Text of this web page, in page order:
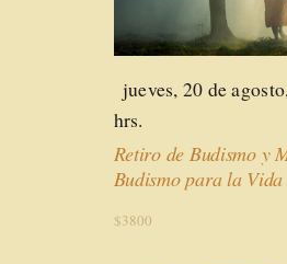
Destacado
jueves, 20 de
hrs.
Retiro de Budismo y
Budismo para la Vida
$3800